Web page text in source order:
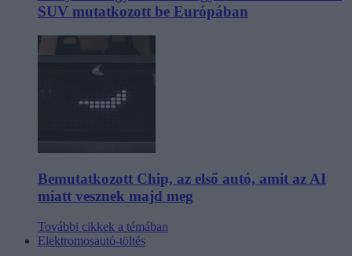
SUV mutatkozott be Európában
Bemutatkozott Chip, az első autó, amit az AI
miatt vesznek majd meg
További cikkek a témában
Elektromosautó-töltés